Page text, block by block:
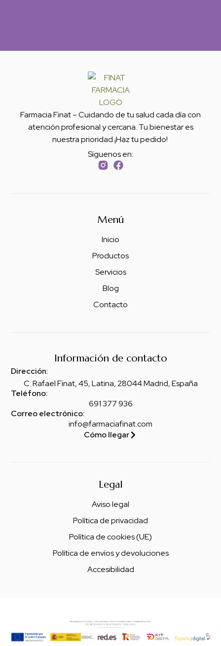
Farmacia Finat – Cuidando de tu salud cada día con
atención profesional y cercana. Tu bienestar es
nuestra prioridad ¡Haz tu pedido!
Síguenos en:
Menú
Inicio
Productos
Servicios
Blog
Contacto
Información de contacto
Dirección:
C. Rafael Finat, 45, Latina, 28044 Madrid, España
Teléfono:
691 377 936
Correo electrónico:
info@farmaciafinat.com
Cómo llegar
Legal
Aviso legal
Política de privacidad
Política de cookies (UE)
Política de envíos y devoluciones
Accesibilidad